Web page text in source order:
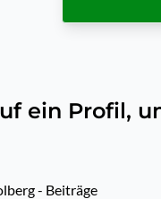
ein Profil,
- Beiträge